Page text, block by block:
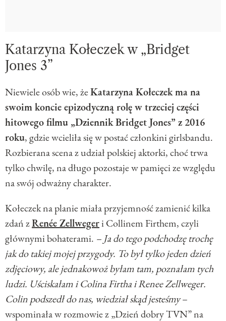
Katarzyna Kołeczek w „Bridget
Jones 3”
Niewiele osób wie, żeKatarzyna Kołeczek ma na
swoim koncie epizodyczną rolę w trzeciej części
hitowego filmu „Dziennik Bridget Jones” z 2016
roku, gdzie wcieliła się w postać członkini girlsbandu.
Rozbierana scena z udział polskiej aktorki, choć trwa
tylko chwilę, na długo pozostaje w pamięci ze względu
na swój odważny charakter.
Kołeczek na planie miała przyjemność zamienić kilka
zdań zRenée Zellwegeri Collinem Firthem, czyli
głównymi bohaterami. – Ja do tego podchodzę trochę
jak do takiej mojej przygody. To był tylko jeden dzień
zdjęciowy, ale jednakowoż byłam tam, poznałam tych
ludzi. Uściskałam i Colina Firtha i Renee Zellweger.
Colin podszedł do nas, wiedział skąd jesteśmy–
wspominała w rozmowie z „Dzień dobry TVN” na